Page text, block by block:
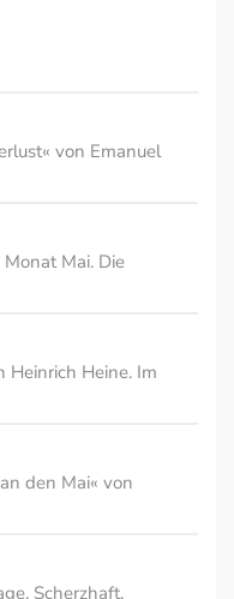
von Emanuel
Mai. Die
Heinrich Heine. Im
den Mai« von
Scherzhaft.